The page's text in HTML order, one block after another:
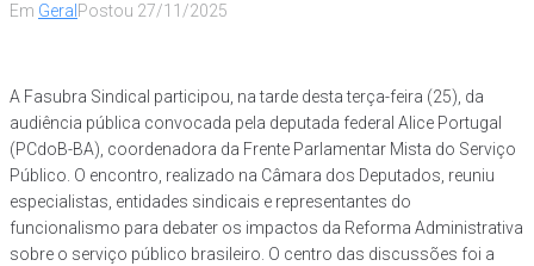
Em Geral Postou 27/11/2025
A Fasubra Sindical participou, na tarde desta terça-feira (25), da
audiência pública convocada pela deputada federal Alice Portugal
(PCdoB-BA), coordenadora da Frente Parlamentar Mista do Serviço
Público. O encontro, realizado na Câmara dos Deputados, reuniu
especialistas, entidades sindicais e representantes do
funcionalismo para debater os impactos da Reforma Administrativa
sobre o serviço público brasileiro. O centro das discussões foi a